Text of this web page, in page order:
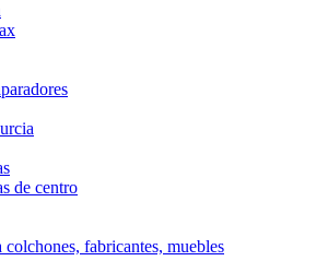
de centro
colchones, fabricantes, muebles